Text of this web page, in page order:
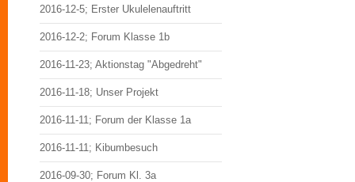
2016-12-5; Erster Ukulelenauftritt
2016-12-2; Forum Klasse 1b
2016-11-23; Aktionstag "Abgedreht"
2016-11-18; Unser Projekt
2016-11-11; Forum der Klasse 1a
2016-11-11; Kibumbesuch
2016-09-30; Forum Kl. 3a